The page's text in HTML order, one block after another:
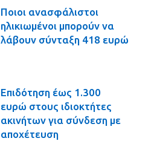
Ποιοι ανασφάλιστοι
ηλικιωμένοι μπορούν να
λάβουν σύνταξη 418 ευρώ
Επιδότηση έως 1.300
ευρώ στους ιδιοκτήτες
ακινήτων για σύνδεση με
αποχέτευση